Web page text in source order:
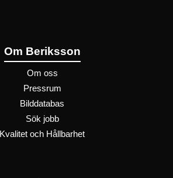
Om Beriksson
Om oss
Pressrum
Bilddatabas
Sök jobb
Kvalitet och Hållbarhet